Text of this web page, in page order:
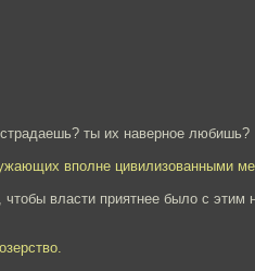
ты их наверное любишь?
вполне цивилизованными
власти приятнее было с этим